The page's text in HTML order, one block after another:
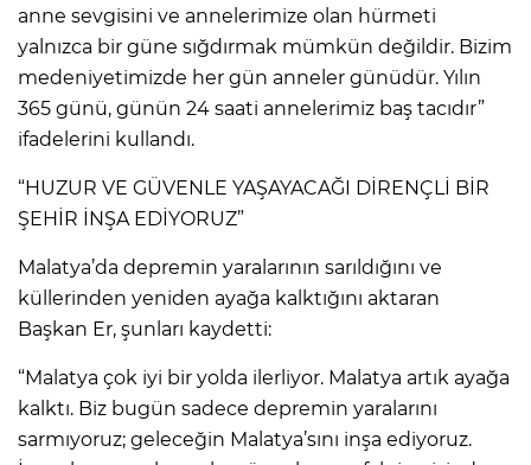
anne sevgisini ve annelerimize olan hürmeti
yalnızca bir güne sığdırmak mümkün değildir. Bizim
medeniyetimizde her gün anneler günüdür. Yılın
365 günü, günün 24 saati annelerimiz baş tacıdır”
ifadelerini kullandı.
“HUZUR VE GÜVENLE YAŞAYACAĞI DİRENÇLİ BİR
ŞEHİR İNŞA EDİYORUZ”
Malatya’da depremin yaralarının sarıldığını ve
küllerinden yeniden ayağa kalktığını aktaran
Başkan Er, şunları kaydetti:
“Malatya çok iyi bir yolda ilerliyor. Malatya artık ayağa
kalktı. Biz bugün sadece depremin yaralarını
sarmıyoruz; geleceğin Malatya’sını inşa ediyoruz.